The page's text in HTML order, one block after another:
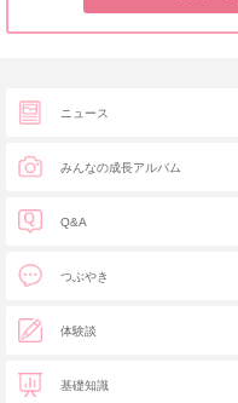
ニュース
みんなの成長アルバム
Q&A
つぶやき
体験談
基礎知識